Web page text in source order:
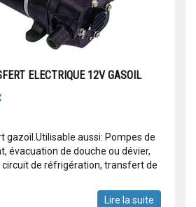
ELECTRIQUE 12V GASOIL
gazoil.Utilisable aussi: Pompes de
évacuation de douche ou dévier,
circuit de réfrigération, transfert de
Lire la suite